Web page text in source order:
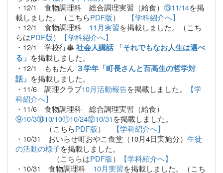
・12/1 食物調理科 総合調理実習（給食） ⑬11/14を掲
載しました。（こちらPDF版）
【学科紹介へ】
・12/1 食物調理科 11月実習を掲載しました。（こち
らはPDF版）
【学科紹介へ】
・12/1 学校行事社会人講話 「それでもなお人生は選べ
る」 を掲載しました。
・12/1 ももたん ３学年「町長さんと百高生の哲学対
話」 を掲載しました。
・11/6 調理クラブ10月活動報告を掲載しました。
【学
科紹介へ】
・11/6 食物調理科 総合調理実習（給食）
⑨10/3⑩10/10⑪10/24⑫10/31 を掲載しました。
（こちらPDF版）
【学科紹介へ】
・10/31 おいらせ町おやこ食堂（10月4日実施分） 生徒
の活動の様子を掲載しました。
（こちらはPDF版）
【学科紹介へ】
・10/31 食物調理科 10月実習を掲載しました。（こち